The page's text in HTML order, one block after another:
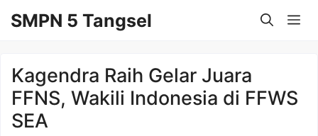
keSMPN 5 Tangsel
Kagendra Raih Gelar Juara
FFNS, Wakili Indonesia di FFWS
SEA